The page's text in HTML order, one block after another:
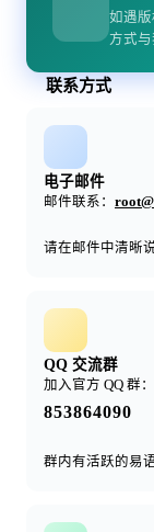
如遇
方式与
联系方式
电子邮件
邮件联系：
请在邮件中清晰
QQ 交流群
加入官方 QQ 群：
853864090
群内有活跃的易